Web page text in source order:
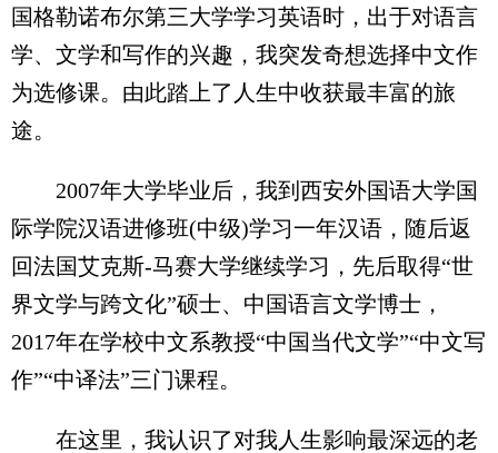
国格勒诺布尔第三大学学习英语时，出于对语言
学、文学和写作的兴趣，我突发奇想选择中文作
为选修课。由此踏上了人生中收获最丰富的旅
途。
2007年大学毕业后，我到西安外国语大学国
际学院汉语进修班(中级)学习一年汉语，随后返
回法国艾克斯-马赛大学继续学习，先后取得“世
界文学与跨文化”硕士、中国语言文学博士，
2017年在学校中文系教授“中国当代文学”“中文写
作”“中译法”三门课程。
在这里，我认识了对我人生影响最深远的老